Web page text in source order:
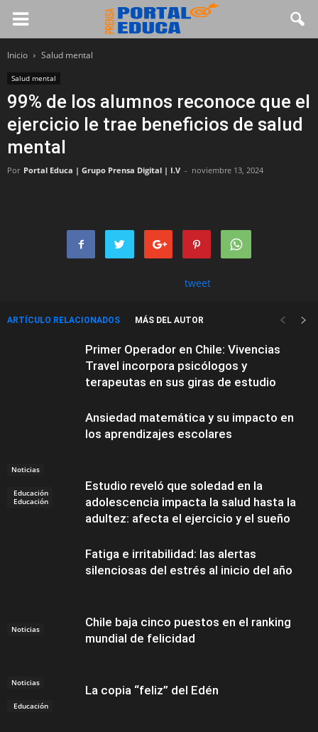
Inicio Salud mental
Salud mental
99% de los alumnos reconoce que el
ejercicio le trae beneficios de salud
mental
Por Portal Educa | Grupo Prensa Digital | I.V - noviembre 13, 2024
tweet
ARTÍCULO RELACIONADOS MÁS DEL AUTOR
Noticias
Primer Operador en Chile: Vivencias
Travel incorpora psicólogos y
terapeutas en sus giras de estudio
Educación
Ansiedad matemática y su impacto en
los aprendizajes escolares
Educación
Estudio reveló que soledad en la
adolescencia impacta la salud hasta la
adultez: afecta el ejercicio y el sueño
Noticias
Fatiga e irritabilidad: las alertas
silenciosas del estrés al inicio del año
Noticias
Chile baja cinco puestos en el ranking
mundial de felicidad
Educación
La copia “feliz” del Edén